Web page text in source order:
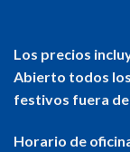
Los precios
Abierto todos
festivos fuera
Horario de